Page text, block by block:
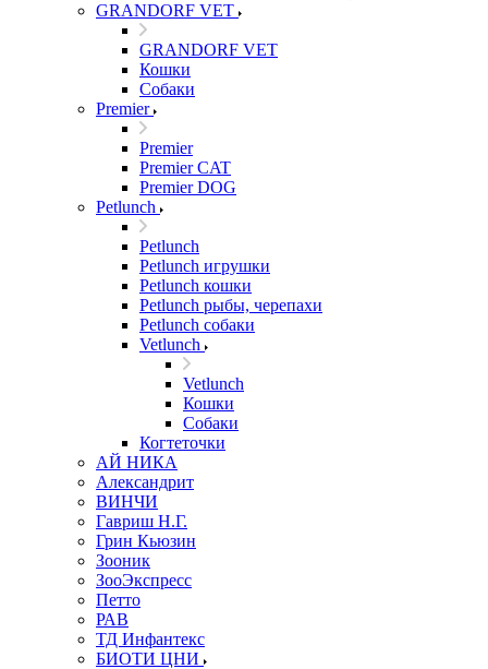
GRANDORF VET
GRANDORF VET
Кошки
Собаки
Premier
Premier
Premier CAT
Premier DOG
Petlunch
Petlunch
Petlunch игрушки
Petlunch кошки
Petlunch рыбы, черепахи
Petlunch собаки
Vetlunch
Vetlunch
Кошки
Собаки
Когтеточки
АЙ НИКА
Александрит
ВИНЧИ
Гавриш Н.Г.
Грин Кьюзин
Зооник
ЗооЭкспресс
Петто
РАВ
ТД Инфантекс
БИОТИ ЦНИ